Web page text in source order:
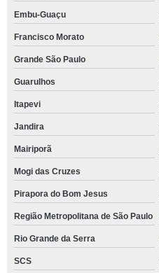
Embu-Guaçu
Francisco Morato
Grande São Paulo
Guarulhos
Itapevi
Jandira
Mairiporã
Mogi das Cruzes
Pirapora do Bom Jesus
Região Metropolitana de São Paulo
Rio Grande da Serra
SCS